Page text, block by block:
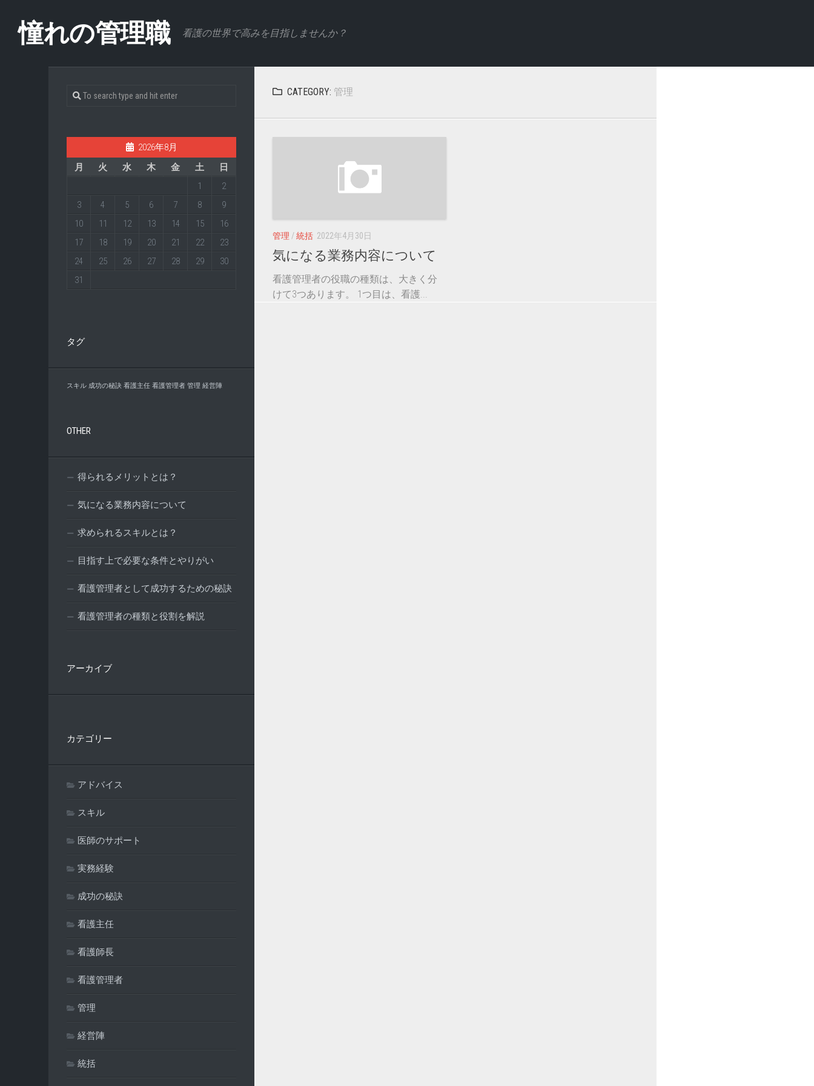
content憧れの管理職 看護の世界で高みを目指しませんか？
CATEGORY: 管理
管理 /統括 2022年4月30日
気になる業務内容について
看護管理者の役職の種類は、大きく分
けて3つあります。 1つ目は、看護...
2026年8月
月
火 水 木 金 土
日
1
2
3
4 5 6 7 8
9
10
11 12 13 14 15
16
17
18 19 20 21 22
23
24
25 26 27 28 29
30
31
タグ
スキル 成功の秘訣 看護主任 看護管理者 管理 経営陣
OTHER
得られるメリットとは？
気になる業務内容について
求められるスキルとは？
目指す上で必要な条件とやりがい
看護管理者として成功するための秘訣
看護管理者の種類と役割を解説
アーカイブ
カテゴリー
アドバイス
スキル
医師のサポート
実務経験
成功の秘訣
看護主任
看護師長
看護管理者
管理
経営陣
統括